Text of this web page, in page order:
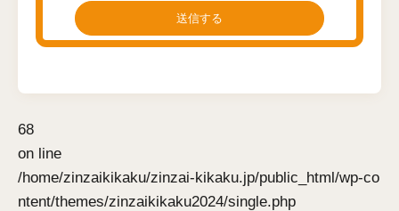
/home/zinzaikikaku/zinzai-kikaku.jp/public_html/wp-co
ntent/themes/zinzaikikaku2024/single.php
on line
68